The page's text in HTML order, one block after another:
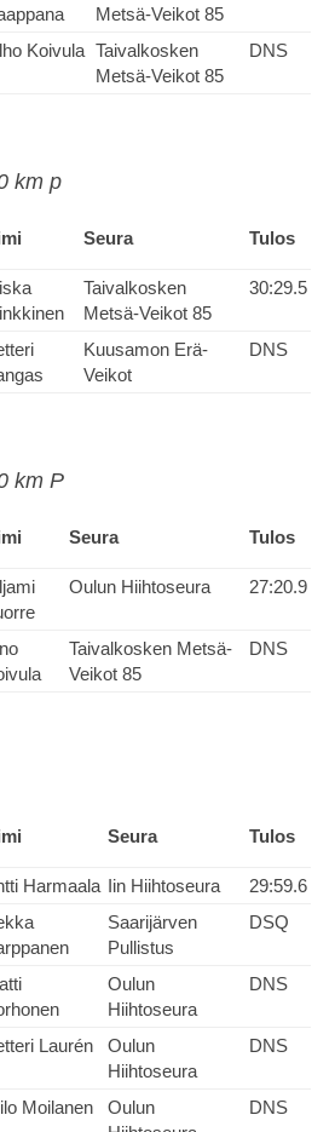
Metsä-Veikot 85
Koivula Taivalkosken
Metsä-Veikot 85
DNS
km p
Seura Tulos
Taivalkosken
Metsä-Veikot 85
30:29.5
Kuusamon Erä-
Veikot
DNS
km P
Seura Tulos
Oulun Hiihtoseura 27:20.9
Taivalkosken Metsä-
Veikot 85
DNS
Seura Tulos
Harmaala Iin Hiihtoseura
29:59.6
Saarijärven
Pullistus
DSQ
Oulun
Hiihtoseura
DNS
Laurén
Oulun
Hiihtoseura
DNS
Moilanen
Oulun
DNS